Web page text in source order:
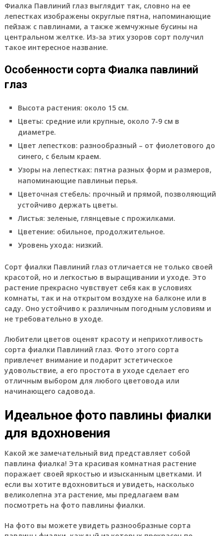
Фиалка Павлиний глаз выглядит так, словно на ее
лепестках изображены округлые пятна, напоминающие
пейзаж с павлинами, а также жемчужные бусины на
центральном желтке. Из-за этих узоров сорт получил
такое интересное название.
Особенности сорта Фиалка павлиний
глаз
Высота растения: около 15 см.
Цветы: средние или крупные, около 7-9 см в
диаметре.
Цвет лепестков: разнообразный – от фиолетового до
синего, с белым краем.
Узоры на лепестках: пятна разных форм и размеров,
напоминающие павлиньи перья.
Цветочная стебель: прочный и прямой, позволяющий
устойчиво держать цветы.
Листья: зеленые, глянцевые с прожилками.
Цветение: обильное, продолжительное.
Уровень ухода: низкий.
Сорт фиалки Павлиний глаз отличается не только своей
красотой, но и легкостью в выращивании и уходе. Это
растение прекрасно чувствует себя как в условиях
комнаты, так и на открытом воздухе на балконе или в
саду. Оно устойчиво к различным погодным условиям и
не требовательно в уходе.
Любители цветов оценят красоту и неприхотливость
сорта фиалки Павлиний глаз. Фото этого сорта
привлечет внимание и подарит эстетическое
удовольствие, а его простота в уходе сделает его
отличным выбором для любого цветовода или
начинающего садовода.
Идеальное фото павлины фиалки
для вдохновения
Какой же замечательный вид представляет собой
павлина фиалка! Эта красивая комнатная растение
поражает своей яркостью и изысканным цветками. И
если вы хотите вдохновиться и увидеть, насколько
великолепна эта растение, мы предлагаем вам
посмотреть на фото павлины фиалки.
На фото вы можете увидеть разнообразные сорта